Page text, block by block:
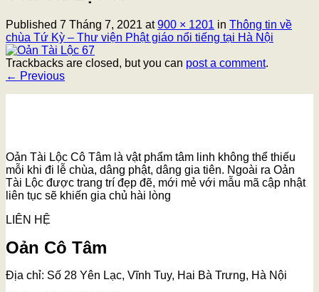
Published 7 Tháng 7, 2021 at900 × 1201 in Thông tin về
chùa Tứ Kỳ – Thư viện Phật giáo nổi tiếng tại Hà Nội
Trackbacks are closed, but you can post a comment.
← Previous
Oản Tài Lộc Cô Tâm là vật phẩm tâm linh không thể thiếu
mỗi khi đi lễ chùa, dâng phật, dâng gia tiên. Ngoài ra Oản
Tài Lộc được trang trí đẹp đẽ, mới mẻ với mẫu mã cập nhật
liên tục sẽ khiến gia chủ hài lòng
LIÊN HỆ
Oản Cô Tâm
Địa chỉ: Số 28 Yên Lạc, Vĩnh Tuy, Hai Bà Trưng, Hà Nội